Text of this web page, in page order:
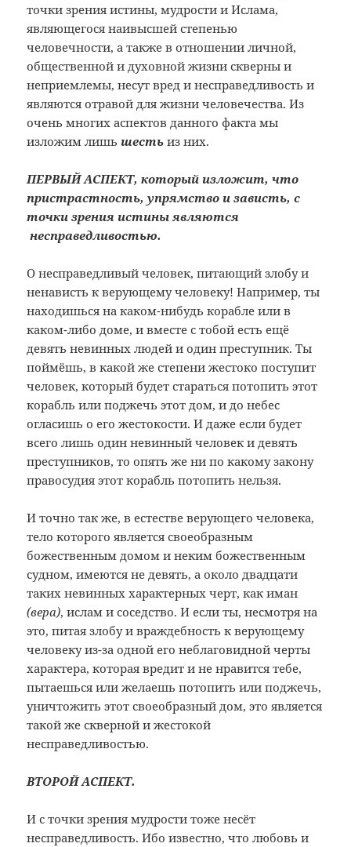
точки зрения истины, мудрости и Ислама,
являющегося наивысшей степенью
человечности, а также в отношении личной,
общественной и духовной жизни скверны и
неприемлемы, несут вред и несправедливость и
являются отравой для жизни человечества. Из
очень многих аспектов данного факта мы
изложим лишь шесть из них.
ПЕРВЫЙ АСПЕКТ,который изложит, что
пристрастность, упрямство и зависть, с
точки зрения истины являются
несправедливостью.
О несправедливый человек, питающий злобу и
ненависть к верующему человеку! Например, ты
находишься на каком-нибудь корабле или в
каком-либо доме, и вместе с тобой есть ещё
девять невинных людей и один преступник. Ты
поймёшь, в какой же степени жестоко поступит
человек, который будет стараться потопить этот
корабль или поджечь этот дом, и до небес
огласишь о его жестокости. И даже если будет
всего лишь один невинный человек и девять
преступников, то опять же ни по какому закону
правосудия этот корабль потопить нельзя.
И точно так же, в естестве верующего человека,
тело которого является своеобразным
божественным домом и неким божественным
судном, имеются не девять, а около двадцати
таких невинных характерных черт, как иман
(вера), ислам и соседство. И если ты, несмотря на
это, питая злобу и враждебность к верующему
человеку из-за одной его неблаговидной черты
характера, которая вредит и не нравится тебе,
пытаешься или желаешь потопить или поджечь,
уничтожить этот своеобразный дом, это является
такой же скверной и жестокой
несправедливостью.
ВТОРОЙ АСПЕКТ.
И с точки зрения мудрости тоже несёт
несправедливость. Ибо известно, что любовь и